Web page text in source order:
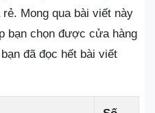
rẻ. Mong qua bài viết này
bạn chọn được cửa hàng
đã đọc hết bài viết